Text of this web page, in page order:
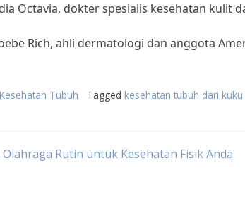
Octavia, dokter spesialis kesehatan kulit
Rich, ahli dermatologi dan anggota
Kesehatan Tubuh Tagged kesehatan tubuh dari kuku
Rutin untuk Kesehatan Fisik Anda